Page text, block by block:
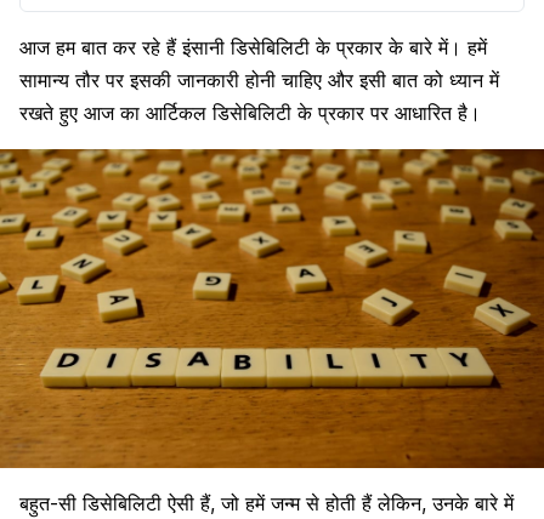
आज हम बात कर रहे हैं इंसानी डिसेबिलिटी के प्रकार के बारे में। हमें
सामान्य तौर पर इसकी जानकारी होनी चाहिए और इसी बात को ध्यान में
रखते हुए आज का आर्टिकल डिसेबिलिटी के प्रकार पर आधारित है।
बहुत-सी डिसेबिलिटी ऐसी हैं, जो हमें जन्म से होती हैं लेकिन, उनके बारे में